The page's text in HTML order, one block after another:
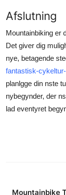
Afslutning
Mountainbiking er
Det giver dig
nye, betagende
fantastisk-
planlgge din nste
nybegynder, der
lad eventyret
Mountainbike